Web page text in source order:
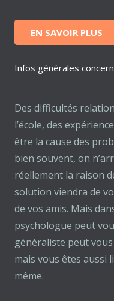
EN SAVOIR PLUS
Infos générales
Des difficultés
l’école, des
être la cause des
bien souvent, on
réellement la raison
solution viendra de
de vos amis. Mais
psychologue peut
généraliste peut
mais vous êtes aussi
même.